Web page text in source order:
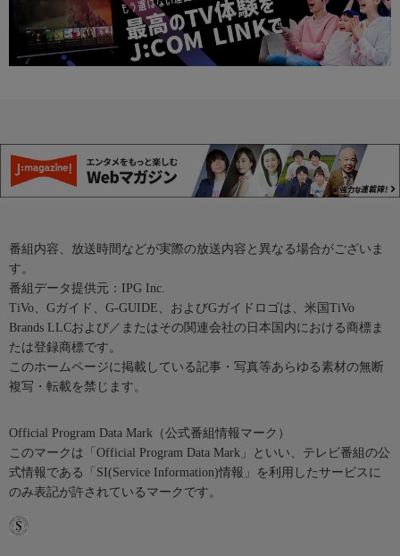
番組内容、放送時間などが実際の放送内容と異なる場合がございま
す。
番組データ提供元：IPG Inc.
TiVo、Gガイド、G-GUIDE、およびGガイドロゴは、米国TiVo
Brands LLCおよび／またはその関連会社の日本国内における商標ま
たは登録商標です。
このホームページに掲載している記事・写真等あらゆる素材の無断
複写・転載を禁じます。
Official Program Data Mark（公式番組情報マーク）
このマークは「Official Program Data Mark」といい、テレビ番組の公
式情報である「SI(Service Information)情報」を利用したサービスに
のみ表記が許されているマークです。